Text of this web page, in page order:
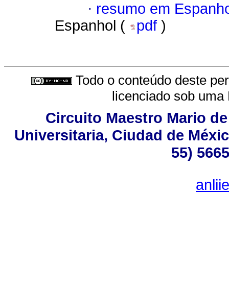
· resumo em
Espanhol (
pdf )
Todo o conteúdo deste
licenciado sob uma
Circuito Maestro Mario
Universitaria, Ciudad de
55)